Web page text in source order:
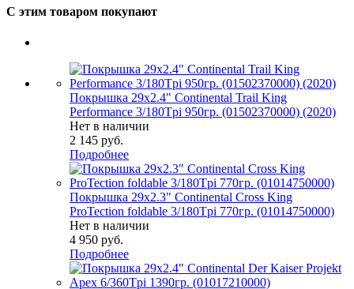
С этим товаром покупают
Покрышка 29x2.4" Continental Trail King
Performance 3/180Tpi 950гр. (01502370000) (2020)
Нет в наличии
2 145 руб.
Подробнее
Покрышка 29x2.3" Continental Cross King
ProTection foldable 3/180Tpi 770гр. (01014750000)
Нет в наличии
4 950 руб.
Подробнее